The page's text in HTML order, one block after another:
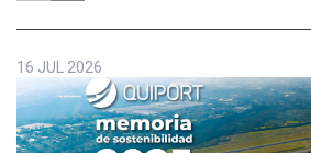
16 JUL 2026